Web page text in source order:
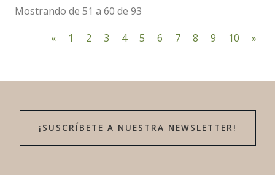
Mostrando de 51 a 60 de 93
«
1 2 3 4 5 6 7 8 9 10 »
¡SUSCRÍBETE A NUESTRA NEWSLETTER!